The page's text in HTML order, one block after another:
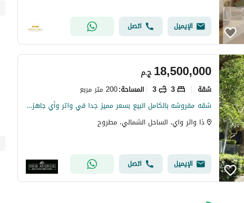
الإيميل اتصل
ج.م18,500,000
شقة 3
3 المساحة:200 متر مربع
شقه مفروشه بالكامل البيع بسعر مميز جدا في واتر وأي جاهزه للسكن بالتكيفات و المطبخ
ذا واتر واي، الساحل الشمالي، مطروح
الإيميل اتصل